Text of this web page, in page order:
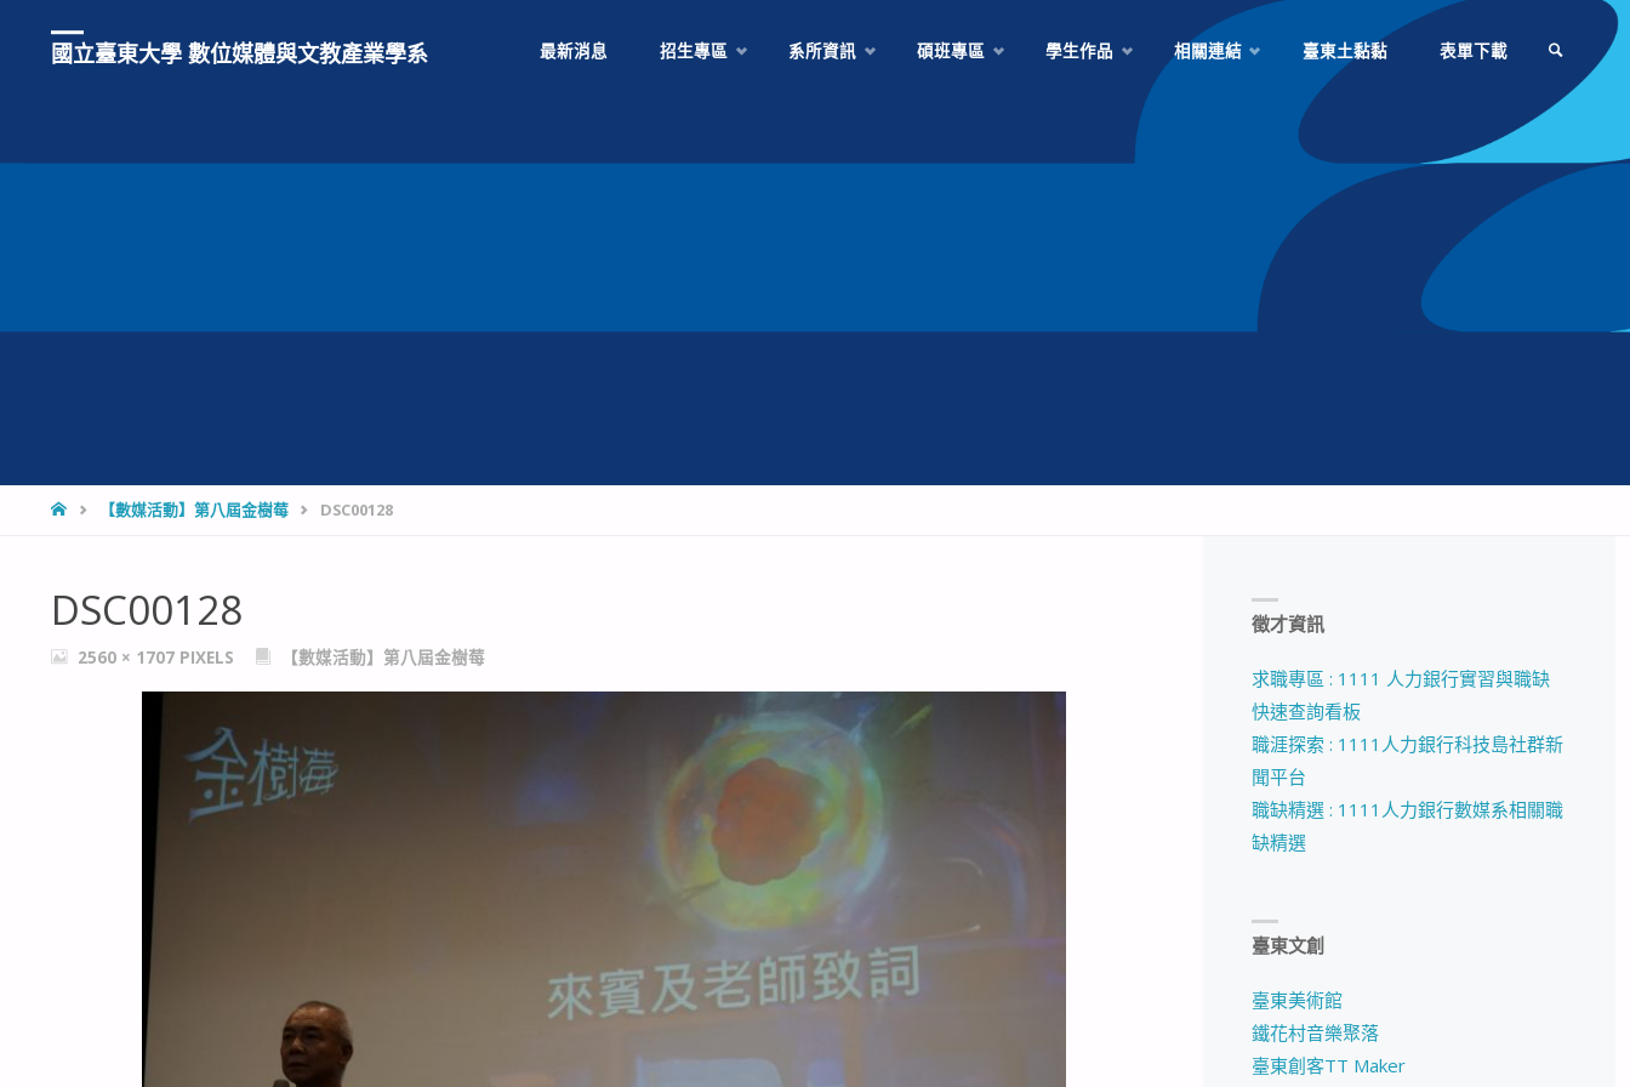
國立臺東大學 數位媒體與文教產業學系 最新消息 招生專區 系所資訊 碩班專區 學生作品 相關連結 臺東土黏黏 表單下載
HOME【數媒活動】第八屆金樹莓 DSC00128
DSC00128
FULL2560 × 1707 PIXELS 【數媒活動】第八屆金樹莓
徵才資訊
求職專區 : 1111 人力銀行實習與職缺
快速查詢看板
職涯探索 : 1111人力銀行科技島社群新
聞平台
職缺精選 : 1111人力銀行數媒系相關職
缺精選
臺東文創
臺東美術館
鐵花村音樂聚落
臺東創客TT Maker